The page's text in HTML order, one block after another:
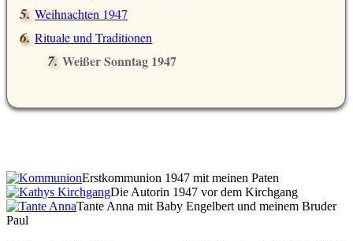
Weihnachten 1947
Rituale und Traditionen
Weißer Sonntag 1947
Erstkommunion 1947 mit meinen Paten
Die Autorin 1947 vor dem Kirchgang
Tante Anna mit Baby Engelbert und meinem Bruder
Paul